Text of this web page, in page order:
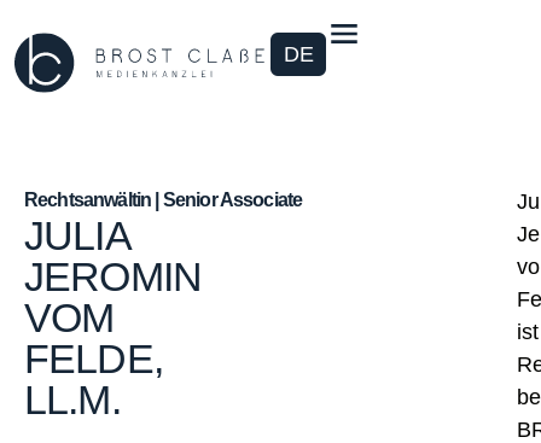
DE
Rechtsanwältin | Senior Associate
JULIA
JEROMIN
VOM
FELDE,
LL.M.
ist